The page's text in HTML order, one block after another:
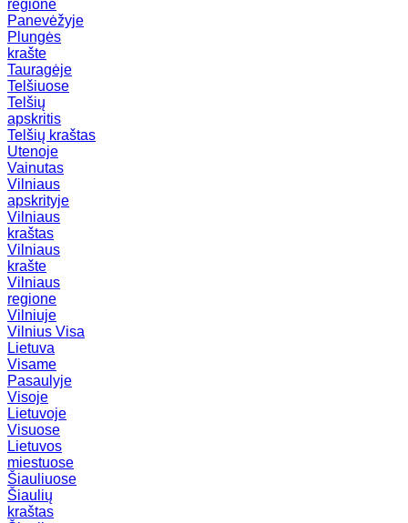
regione
Panevėžyje
Plungės
krašte
Tauragėje
Telšiuose
Telšių
apskritis
Telšių kraštas
Utenoje
Vainutas
Vilniaus
apskrityje
Vilniaus
kraštas
Vilniaus
krašte
Vilniaus
regione
Vilniuje
Vilnius Visa
Lietuva
Visame
Pasaulyje
Visoje
Lietuvoje
Visuose
Lietuvos
miestuose
Šiauliuose
Šiaulių
kraštas